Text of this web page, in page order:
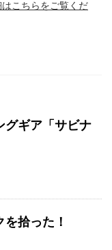
こちらをご覧くだ
グギア「サビナ
拾った！